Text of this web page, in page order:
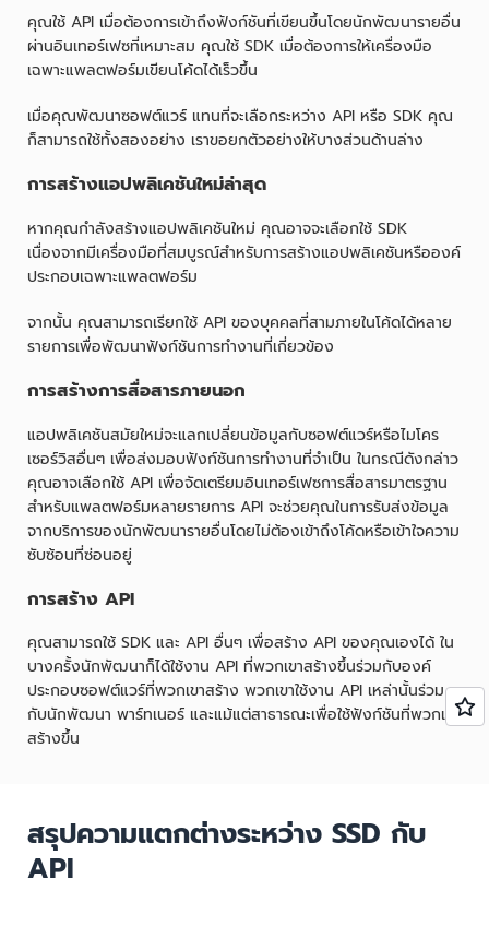
คุณใช้ API เมื่อต้องการเข้าถึงฟังก์ชันที่เขียนขึ้นโดยนักพัฒนารายอื่น
ผ่านอินเทอร์เฟซที่เหมาะสม คุณใช้ SDK เมื่อต้องการให้เครื่องมือ
เฉพาะแพลตฟอร์มเขียนโค้ดได้เร็วขึ้น
เมื่อคุณพัฒนาซอฟต์แวร์ แทนที่จะเลือกระหว่าง API หรือ SDK คุณ
ก็สามารถใช้ทั้งสองอย่าง เราขอยกตัวอย่างให้บางส่วนด้านล่าง
การสร้างแอปพลิเคชันใหม่ล่าสุด
หากคุณกำลังสร้างแอปพลิเคชันใหม่ คุณอาจจะเลือกใช้ SDK
เนื่องจากมีเครื่องมือที่สมบูรณ์สำหรับการสร้างแอปพลิเคชันหรือองค์
ประกอบเฉพาะแพลตฟอร์ม
จากนั้น คุณสามารถเรียกใช้ API ของบุคคลที่สามภายในโค้ดได้หลาย
รายการเพื่อพัฒนาฟังก์ชันการทำงานที่เกี่ยวข้อง
การสร้างการสื่อสารภายนอก
แอปพลิเคชันสมัยใหม่จะแลกเปลี่ยนข้อมูลกับซอฟต์แวร์หรือไมโคร
เซอร์วิสอื่นๆ เพื่อส่งมอบฟังก์ชันการทำงานที่จำเป็น ในกรณีดังกล่าว
คุณอาจเลือกใช้ API เพื่อจัดเตรียมอินเทอร์เฟซการสื่อสารมาตรฐาน
สำหรับแพลตฟอร์มหลายรายการ API จะช่วยคุณในการรับส่งข้อมูล
จากบริการของนักพัฒนารายอื่นโดยไม่ต้องเข้าถึงโค้ดหรือเข้าใจความ
ซับซ้อนที่ซ่อนอยู่
การสร้าง API
คุณสามารถใช้ SDK และ API อื่นๆ เพื่อสร้าง API ของคุณเองได้ ใน
บางครั้งนักพัฒนาก็ได้ใช้งาน API ที่พวกเขาสร้างขึ้นร่วมกับองค์
ประกอบซอฟต์แวร์ที่พวกเขาสร้าง พวกเขาใช้งาน API เหล่านั้นร่วม
กับนักพัฒนา พาร์ทเนอร์ และแม้แต่สาธารณะเพื่อใช้ฟังก์ชันที่พวกเขา
สร้างขึ้น
สรุปความแตกต่างระหว่าง SSD กับ
API